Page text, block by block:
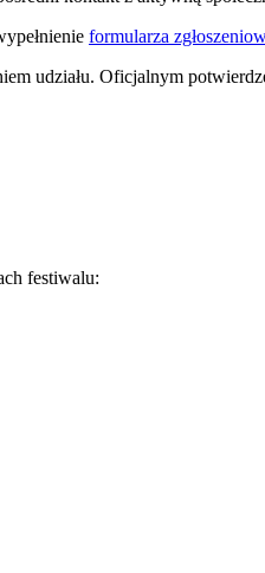
formularza
udziału. Oficjalnym
festiwalu: